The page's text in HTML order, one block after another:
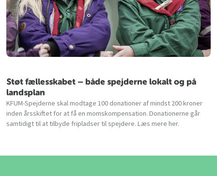
Støt fællesskabet – både spejderne lokalt og på
landsplan
KFUM-Spejderne skal modtage 100 donationer af mindst 200 kroner
inden årsskiftet for at få en momskompensation. Donationerne går
samtidigt til at tilbyde fripladser til spejdere. Læs mere her.